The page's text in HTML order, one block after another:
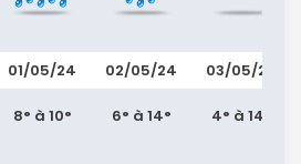
01/05/24
8° à 10°
02/05/24
6° à 14°
03/05/24
4° à 14°